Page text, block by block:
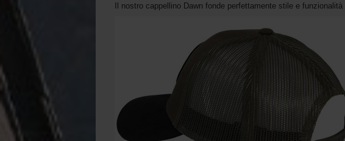
Il nostro cappellino Dawn fonde perfettamente stile e funzionalità